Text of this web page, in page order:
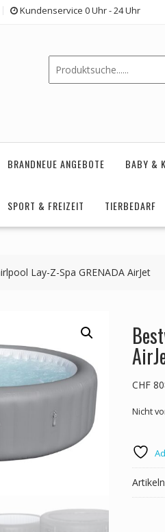
Kundenservice 0 Uhr - 24 Uhr
BRANDNEUE ANGEBOTE BABY &
SPORT & FREIZEIT TIERBEDARF
Lay-Z-Spa GRENADA AirJet
CHF
Nicht